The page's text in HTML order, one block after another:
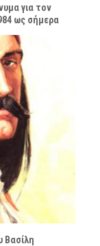
για τον
ως σήμερα
Βασίλη